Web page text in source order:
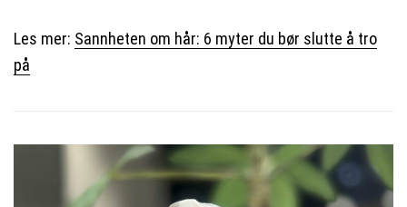
Les mer: Sannheten om hår: 6 myter du bør slutte å tro
på